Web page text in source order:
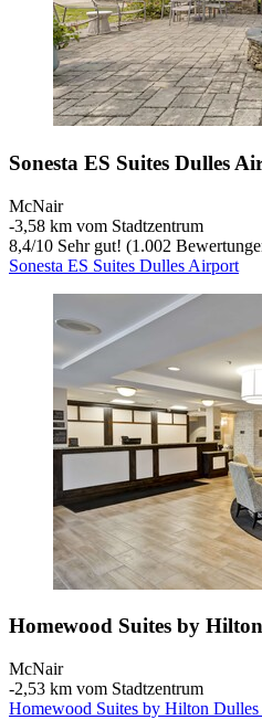
Sonesta ES Suites Dulles
McNair
‐3,58 km vom Stadtzentrum
8,4/10 Sehr gut! (1.002
Sonesta ES Suites Dulles Airport
Homewood Suites by
McNair
‐2,53 km vom Stadtzentrum
Homewood Suites by Hilton